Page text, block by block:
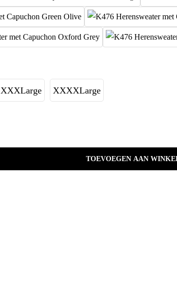
XXXLarge XXXXLarge
TOEVOEGEN AAN